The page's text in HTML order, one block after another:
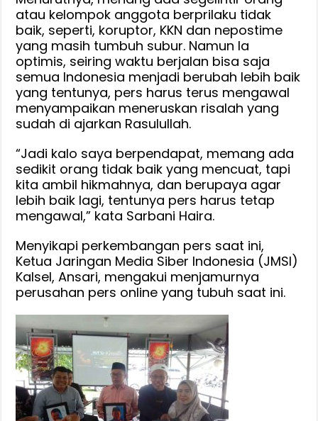
atau kelompok anggota berprilaku tidak
baik, seperti, koruptor, KKN dan nepostime
yang masih tumbuh subur. Namun Ia
optimis, seiring waktu berjalan bisa saja
semua Indonesia menjadi berubah lebih baik
yang tentunya, pers harus terus mengawal
menyampaikan meneruskan risalah yang
sudah di ajarkan Rasulullah.
“Jadi kalo saya berpendapat, memang ada
sedikit orang tidak baik yang mencuat, tapi
kita ambil hikmahnya, dan berupaya agar
lebih baik lagi, tentunya pers harus tetap
mengawal,” kata Sarbani Haira.
Menyikapi perkembangan pers saat ini,
Ketua Jaringan Media Siber Indonesia (JMSI)
Kalsel, Ansari, mengakui menjamurnya
perusahan pers online yang tubuh saat ini.